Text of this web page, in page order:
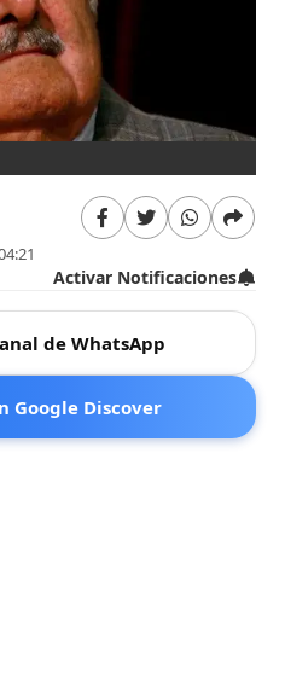
Activar Notificaciones
de WhatsApp
Google Discover